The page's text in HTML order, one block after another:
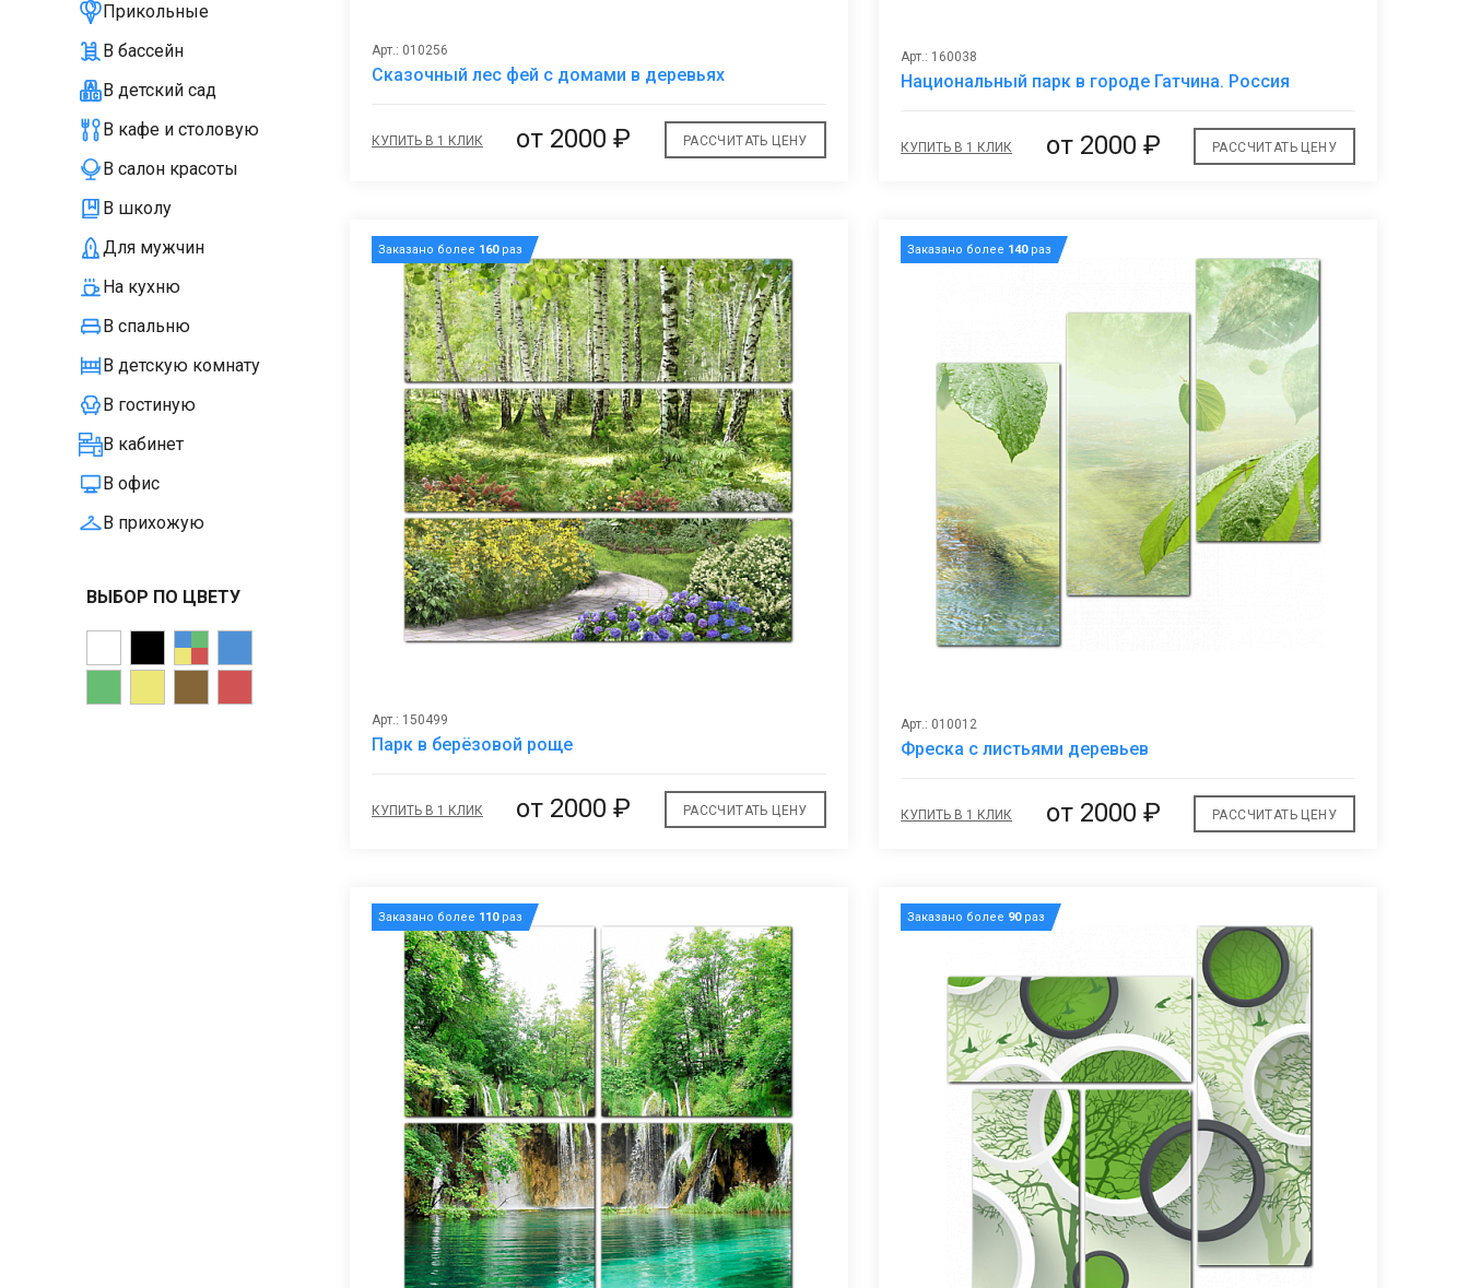
Прикольные
В бассейн
В детский сад
В кафе и столовую
В салон красоты
В школу
Для мужчин
На кухню
В спальню
В детскую комнату
В гостиную
В кабинет
В офис
В прихожую
ВЫБОР ПО ЦВЕТУ
Арт.: 010256
Сказочный лес фей с домами в деревьях
избранное
КУПИТЬ В 1 КЛИК от 2000 ₽ РАССЧИТАТЬ ЦЕНУ
Арт.: 160038
Национальный парк в городе Гатчина. Россия
КУПИТЬ В 1 КЛИК от 2000 ₽ РАССЧИТАТЬ ЦЕНУ
Заказано более 160раз
Арт.: 150499
Парк в берёзовой роще
избранное
КУПИТЬ В 1 КЛИК от 2000 ₽ РАССЧИТАТЬ ЦЕНУ
Заказано более 140раз
Арт.: 010012
Фреска с листьями деревьев
КУПИТЬ В 1 КЛИК от 2000 ₽ РАССЧИТАТЬ ЦЕНУ
Заказано более 110раз Заказано более 90раз